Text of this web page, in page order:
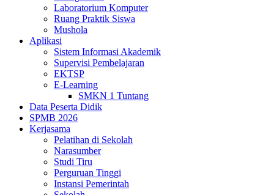
Laboratorium Komputer
Ruang Praktik Siswa
Mushola
Aplikasi
Sistem Informasi Akademik
Supervisi Pembelajaran
EKTSP
E-Learning
SMKN 1 Tuntang
Data Peserta Didik
SPMB 2026
Kerjasama
Pelatihan di Sekolah
Narasumber
Studi Tiru
Perguruan Tinggi
Instansi Pemerintah